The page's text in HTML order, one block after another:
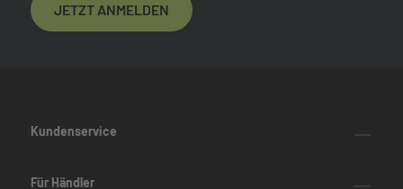
JETZT ANMELDEN
Kundenservice
Für Händler